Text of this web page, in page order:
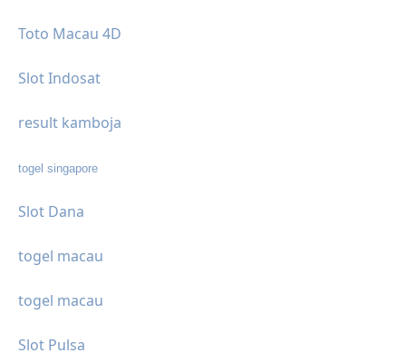
Toto Macau 4D
Slot Indosat
result kamboja
togel singapore
Slot Dana
togel macau
togel macau
Slot Pulsa